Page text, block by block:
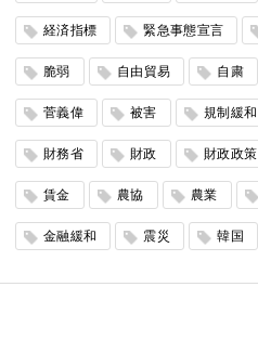
経済指標 緊急事態宣言
脆弱 自由貿易 自粛
菅義偉 被害 規制緩和
財務省 財政 財政政策
賃金 農協 農業
金融緩和 震災 韓国